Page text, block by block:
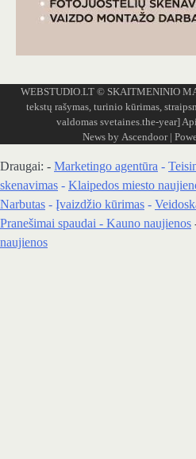
WEBSTUDIO.LT © SKAITMENINIO
tekstų rašymas, turinio kūrimas,
valdomas svetaines.the-year]
News by Ascendoor|
Draugai: - Marketingo agentūra -
skenavimas - Klaipedos miesto
Narbutas - Įvaizdžio kūrimas -
Pranešimai spaudai - Kauno naujienos
naujienos